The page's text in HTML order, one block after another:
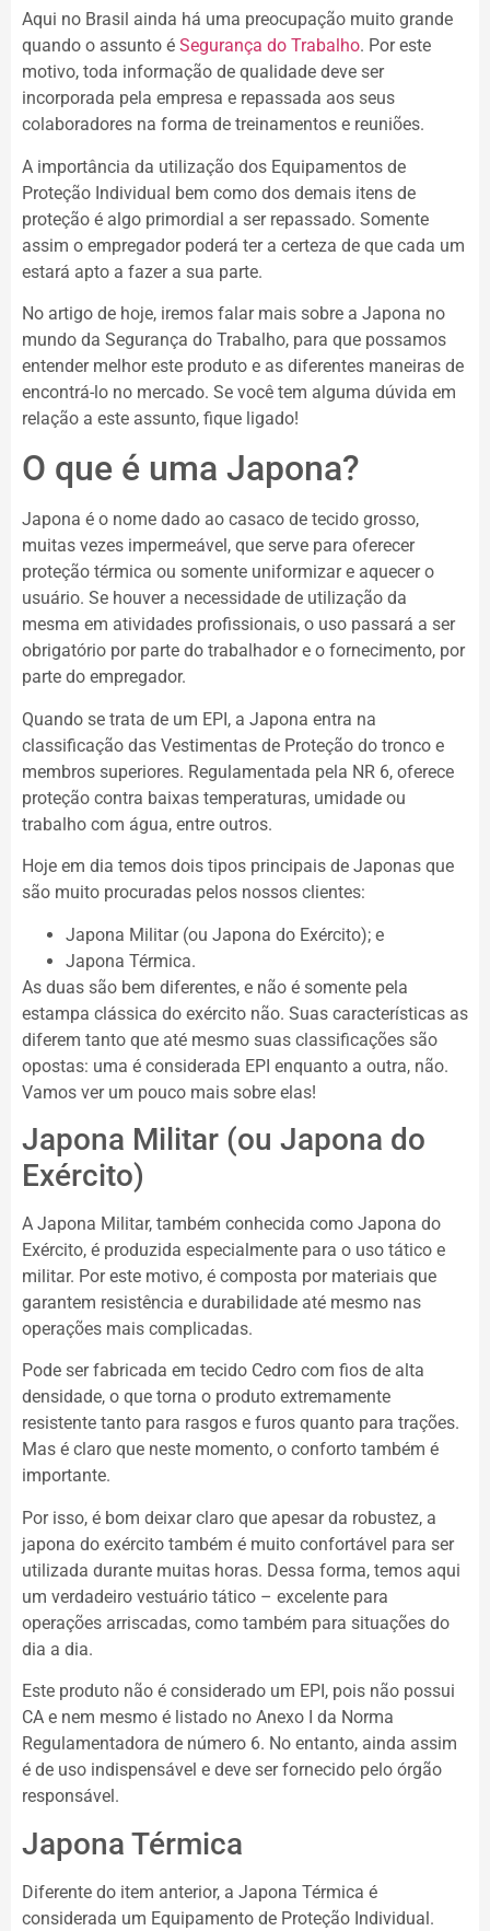
Aqui no Brasil ainda há uma preocupação muito grande
quando o assunto é Segurança do Trabalho. Por este
motivo, toda informação de qualidade deve ser
incorporada pela empresa e repassada aos seus
colaboradores na forma de treinamentos e reuniões.
A importância da utilização dos Equipamentos de
Proteção Individual bem como dos demais itens de
proteção é algo primordial a ser repassado. Somente
assim o empregador poderá ter a certeza de que cada um
estará apto a fazer a sua parte.
No artigo de hoje, iremos falar mais sobre a Japona no
mundo da Segurança do Trabalho, para que possamos
entender melhor este produto e as diferentes maneiras de
encontrá-lo no mercado. Se você tem alguma dúvida em
relação a este assunto, fique ligado!
O que é uma Japona?
Japona é o nome dado ao casaco de tecido grosso,
muitas vezes impermeável, que serve para oferecer
proteção térmica ou somente uniformizar e aquecer o
usuário. Se houver a necessidade de utilização da
mesma em atividades profissionais, o uso passará a ser
obrigatório por parte do trabalhador e o fornecimento, por
parte do empregador.
Quando se trata de um EPI, a Japona entra na
classificação das Vestimentas de Proteção do tronco e
membros superiores. Regulamentada pela NR 6, oferece
proteção contra baixas temperaturas, umidade ou
trabalho com água, entre outros.
Hoje em dia temos dois tipos principais de Japonas que
são muito procuradas pelos nossos clientes:
Japona Militar (ou Japona do Exército); e
Japona Térmica.
As duas são bem diferentes, e não é somente pela
estampa clássica do exército não. Suas características as
diferem tanto que até mesmo suas classificações são
opostas: uma é considerada EPI enquanto a outra, não.
Vamos ver um pouco mais sobre elas!
Japona Militar (ou Japona do
Exército)
A Japona Militar, também conhecida como Japona do
Exército, é produzida especialmente para o uso tático e
militar. Por este motivo, é composta por materiais que
garantem resistência e durabilidade até mesmo nas
operações mais complicadas.
Pode ser fabricada em tecido Cedro com fios de alta
densidade, o que torna o produto extremamente
resistente tanto para rasgos e furos quanto para trações.
Mas é claro que neste momento, o conforto também é
importante.
Por isso, é bom deixar claro que apesar da robustez, a
japona do exército também é muito confortável para ser
utilizada durante muitas horas. Dessa forma, temos aqui
um verdadeiro vestuário tático – excelente para
operações arriscadas, como também para situações do
dia a dia.
Este produto não é considerado um EPI, pois não possui
CA e nem mesmo é listado no Anexo I da Norma
Regulamentadora de número 6. No entanto, ainda assim
é de uso indispensável e deve ser fornecido pelo órgão
responsável.
Japona Térmica
Diferente do item anterior, a Japona Térmica é
considerada um Equipamento de Proteção Individual.